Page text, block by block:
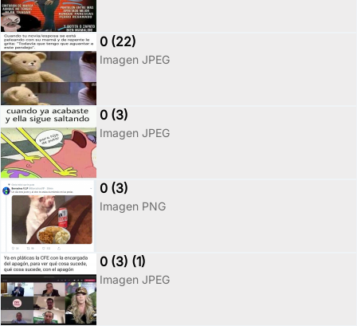
0 (22)
Imagen JPEG
0 (3)
Imagen JPEG
0 (3)
Imagen PNG
0 (3) (1)
Imagen JPEG